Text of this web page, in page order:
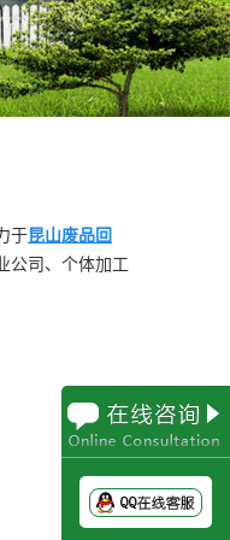
于昆山废品回
公司、个体加工